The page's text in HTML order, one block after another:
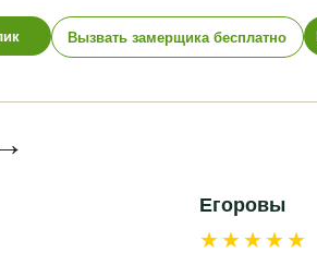
Вызвать замерщика бесплатно
Егоровы
★★★★★